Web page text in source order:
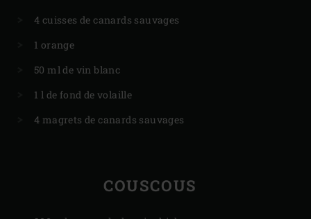
4 cuisses de canards sauvages
1 orange
50 ml de vin blanc
1 l de fond de volaille
4 magrets de canards sauvages
COUSCOUS